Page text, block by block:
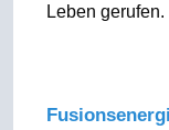
Leben gerufen.